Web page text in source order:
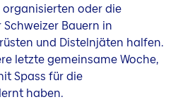
oder die
Schweizer Bauern in
und Distelnjäten halfen.
letzte gemeinsame Woche,
Spass für die
haben.